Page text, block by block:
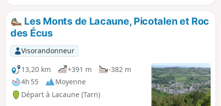
jalonneront le parcours.
Les Monts de Lacaune, Picotalen et Roc
des Écus
Visorandonneur
13,20 km
+391 m
-382 m
4h 55
Moyenne
Départ à Lacaune (Tarn)